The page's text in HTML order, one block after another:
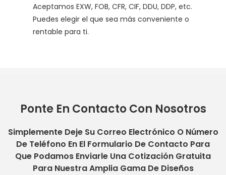
Aceptamos EXW, FOB, CFR, CIF, DDU, DDP, etc.
Puedes elegir el que sea más conveniente o
rentable para ti.
Ponte En Contacto Con Nosotros
Simplemente Deje Su Correo Electrónico O Número
De Teléfono En El Formulario De Contacto Para
Que Podamos Enviarle Una Cotización Gratuita
Para Nuestra Amplia Gama De Diseños